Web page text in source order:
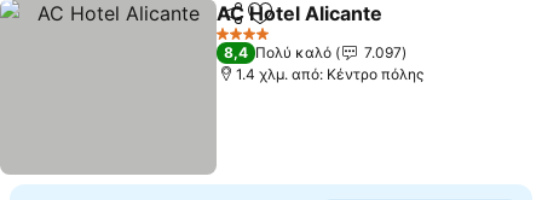
Κοινοποίηση
Προσθήκη στα αγαπημένα
AC Hotel Alicante
4 Αστέρια
8,4 Πολύ καλό
7.097
1.4 χλμ. από: Κέντρο πόλης